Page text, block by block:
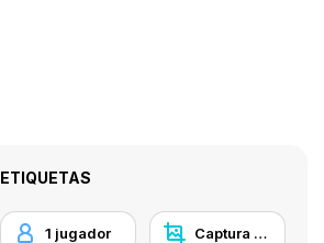
ETIQUETAS
1 jugador Captura de Pantalla Y8